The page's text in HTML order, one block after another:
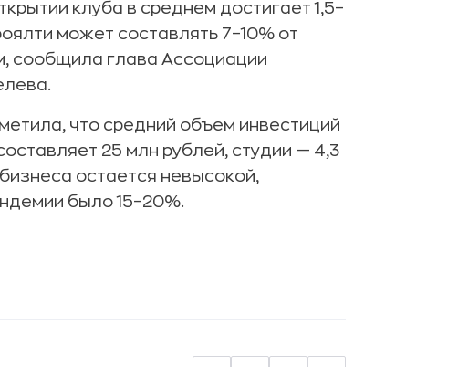
клуба в среднем достигает 1,5–
может составлять 7–10% от
сообщила глава Ассоциации
что средний объем инвестиций
25 млн рублей, студии — 4,3
остается невысокой,
было 15–20%.